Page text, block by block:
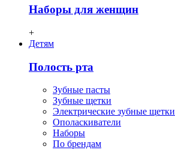
Наборы для женщин
+
Детям
Полость рта
Зубные пасты
Зубные щетки
Электрические зубные щетки
Ополаскиватели
Наборы
По брендам